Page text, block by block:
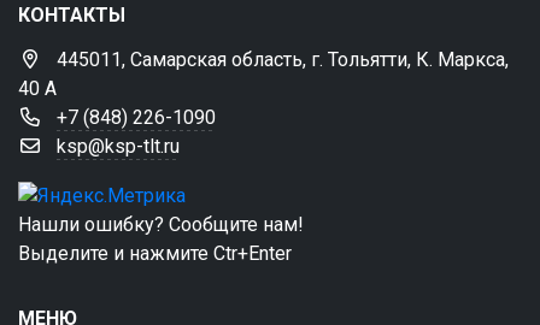
КОНТАКТЫ
445011, Самарская область, г. Тольятти, К. Маркса,
40 А
+7 (848) 226-1090
ksp@ksp-tlt.ru
Нашли ошибку? Сообщите нам!
Выделите и нажмите Ctr+Enter
МЕНЮ